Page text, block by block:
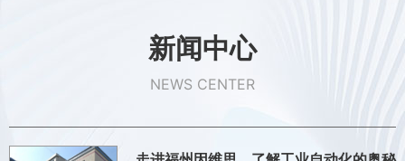
新闻中心
NEWS CENTER